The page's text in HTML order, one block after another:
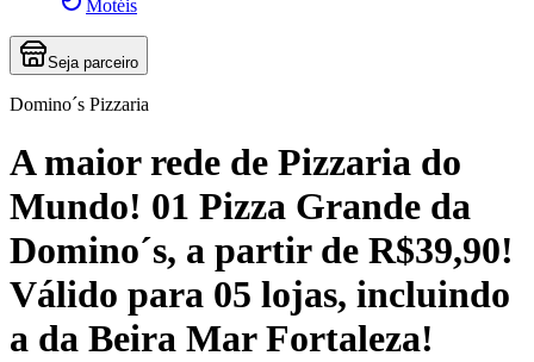
Motéis
Seja parceiro
Domino´s Pizzaria
A maior rede de Pizzaria do
Mundo! 01 Pizza Grande da
Domino´s, a partir de R$39,90!
Válido para 05 lojas, incluindo
a da Beira Mar Fortaleza!